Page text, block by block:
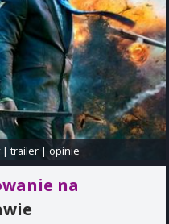
|trailer |opinie
na